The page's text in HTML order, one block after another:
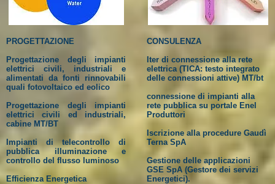
PROGETTAZIONE
Progettazione degli impianti
elettrici civili, industriali e
alimentati da fonti rinnovabili
quali fotovoltaico ed eolico
Progettazione degli impianti
elettrici civili ed industriali,
cabine MT/BT
Impianti di telecontrollo di
pubblica illuminazione e
controllo del flusso luminoso
Efficienza Energetica
CONSULENZA
Iter di connessione alla rete
elettrica (TICA: testo integrato
delle connessioni attive) MT/bt
connessione di impianti alla
rete pubblica su portale Enel
Produttori
Iscrizione alla procedure Gaudì
Terna SpA
Gestione delle applicazioni
GSE SpA (Gestore dei servizi
Energetici).